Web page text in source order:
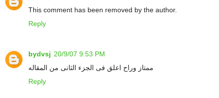
This comment has been removed by the author.
Reply
bydvsj 20/9/07 9:53 PM
ممتاز وراح اعلق فى الجزء الثانى من المقاله
Reply